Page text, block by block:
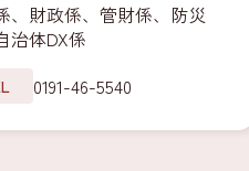
、財政係、管財係、防災
治体DX係
0191-46-5540